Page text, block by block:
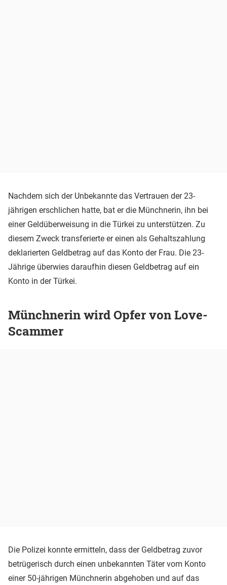
Nachdem sich der Unbekannte das Vertrauen der 23-
jährigen erschlichen hatte, bat er die Münchnerin, ihn bei
einer Geldüberweisung in die Türkei zu unterstützen. Zu
diesem Zweck transferierte er einen als Gehaltszahlung
deklarierten Geldbetrag auf das Konto der Frau. Die 23-
Jährige überwies daraufhin diesen Geldbetrag auf ein
Konto in der Türkei.
Münchnerin wird Opfer von Love-
Scammer
Die Polizei konnte ermitteln, dass der Geldbetrag zuvor
betrügerisch durch einen unbekannten Täter vom Konto
einer 50-jährigen Münchnerin abgehoben und auf das